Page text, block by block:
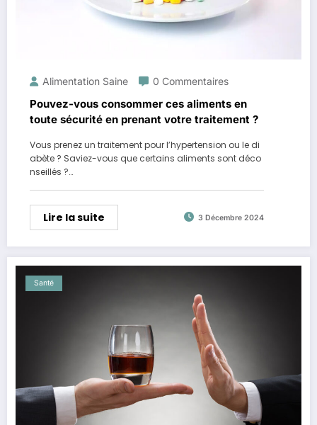
Alimentation Saine 0 Commentaires
Pouvez-vous consommer ces aliments en
toute sécurité en prenant votre traitement ?
Vous prenez un traitement pour l’hypertension ou le di
abète ? Saviez-vous que certains aliments sont déco
nseillés ?…
Lire la suite 3 Décembre 2024
Santé